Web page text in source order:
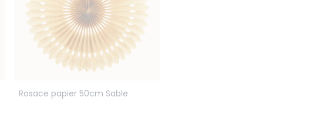
Rosace papier 50cm Sable